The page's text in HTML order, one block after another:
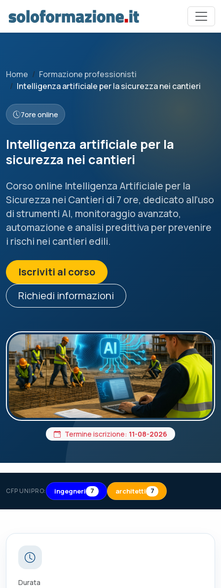
Home
Formazione professionisti
Intelligenza artificiale per la sicurezza nei cantieri
7ore online
Intelligenza artificiale per la
sicurezza nei cantieri
Corso online Intelligenza Artificiale per la
Sicurezza nei Cantieri di 7 ore, dedicato all’uso
di strumenti AI, monitoraggio avanzato,
automazione e analisi predittiva per prevenire
i rischi nei cantieri edili.
Iscriviti al corso
Richiedi informazioni
Termine iscrizione: 11-08-2026
CFP UNIPRO: ingegneri 7 architetti 7
Durata